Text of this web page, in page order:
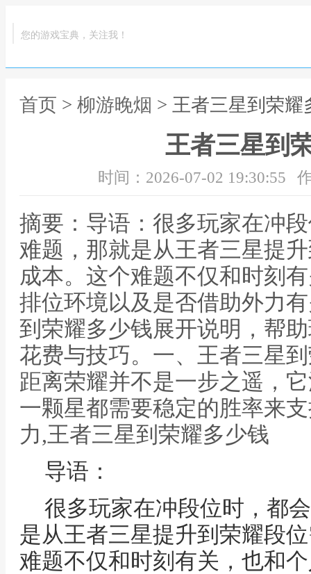
您的游戏宝典，关注我！
首页 > 柳游晚烟 > 王者三星到荣耀
王者三星到
时间：2026-07-02 19:30:55
摘要：导语：很多玩家在冲
难题，那就是从王者三星提
成本。这个难题不仅和时刻
排位环境以及是否借助外力
到荣耀多少钱展开说明，帮
花费与技巧。一、王者三星
距离荣耀并不是一步之遥，
一颗星都需要稳定的胜率来
力,王者三星到荣耀多少钱
导语：
很多玩家在冲段位时，都
是从王者三星提升到荣耀段
难题不仅和时刻有关，也和